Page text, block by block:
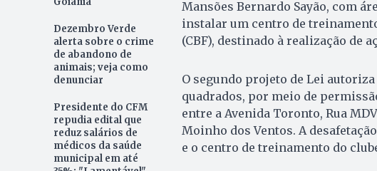
Dezembro Verde
alerta sobre o crime
de abandono de
animais; veja como
denunciar
Presidente do CFM
repudia edital que
reduz salários de
médicos da saúde
municipal em até
Mansões Bernardo Sayão, com
instalar um centro de
(CBF), destinado à realização de
O segundo projeto de Lei autoriza
quadrados, por meio de
entre a Avenida Toronto, Rua
Moinho dos Ventos. A
e o centro de treinamento do